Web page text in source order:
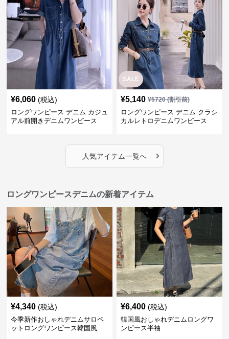
¥6,060 (税込)
ロングワンピース デニム カジュ
アル前開きデニムワンピース
SALE
¥5,140 ¥5720(割引前)
ロングワンピース デニム クラシ
カルレトロデニムワンピース
人気アイテム一覧へ ›
ロングワンピースデニムの新着アイテム
¥4,340 (税込)
今季新作おしゃれデニムサロペ
ットロングワンピース韓国風
¥6,400 (税込)
韓国風おしゃれデニムロングワ
ンピース半袖